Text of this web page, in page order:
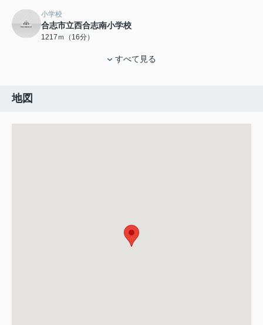
小学校
合志市立西合志南小学校
1217ｍ（16分）
すべて見る
地図